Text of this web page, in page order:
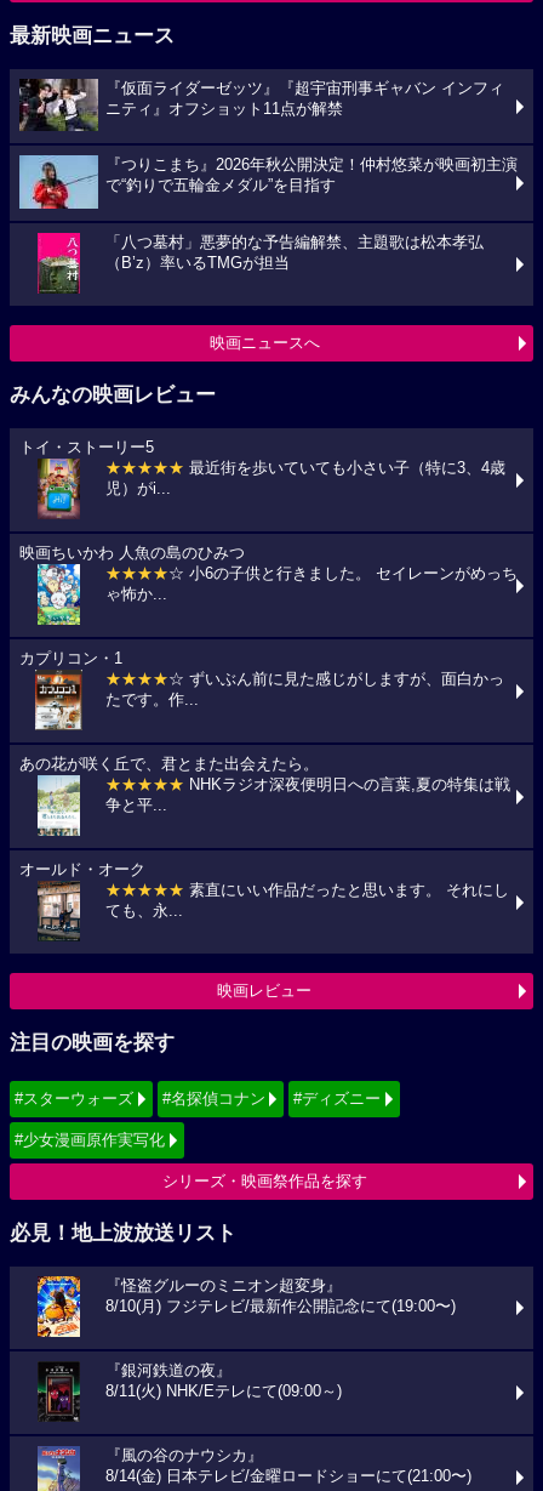
最新映画ニュース
『仮面ライダーゼッツ』『超宇宙刑事ギャバン インフィ
ニティ』オフショット11点が解禁
『つりこまち』2026年秋公開決定！仲村悠菜が映画初主演
で“釣りで五輪金メダル”を目指す
「八つ墓村」悪夢的な予告編解禁、主題歌は松本孝弘
（B’z）率いるTMGが担当
映画ニュースへ
みんなの映画レビュー
トイ・ストーリー5
★★★★★ 最近街を歩いていても小さい子（特に3、4歳
児）がi...
映画ちいかわ 人魚の島のひみつ
★★★★☆ 小6の子供と行きました。 セイレーンがめっち
ゃ怖か...
カプリコン・1
★★★★☆ ずいぶん前に見た感じがしますが、面白かっ
たです。作...
あの花が咲く丘で、君とまた出会えたら。
★★★★★ NHKラジオ深夜便明日への言葉,夏の特集は戦
争と平...
オールド・オーク
★★★★★ 素直にいい作品だったと思います。 それにし
ても、永...
映画レビュー
注目の映画を探す
#スターウォーズ #名探偵コナン #ディズニー
#少女漫画原作実写化
シリーズ・映画祭作品を探す
必見！地上波放送リスト
『怪盗グルーのミニオン超変身』
8/10(月) フジテレビ/最新作公開記念にて(19:00〜)
『銀河鉄道の夜』
8/11(火) NHK/Eテレにて(09:00～)
『風の谷のナウシカ』
8/14(金) 日本テレビ/金曜ロードショーにて(21:00〜)